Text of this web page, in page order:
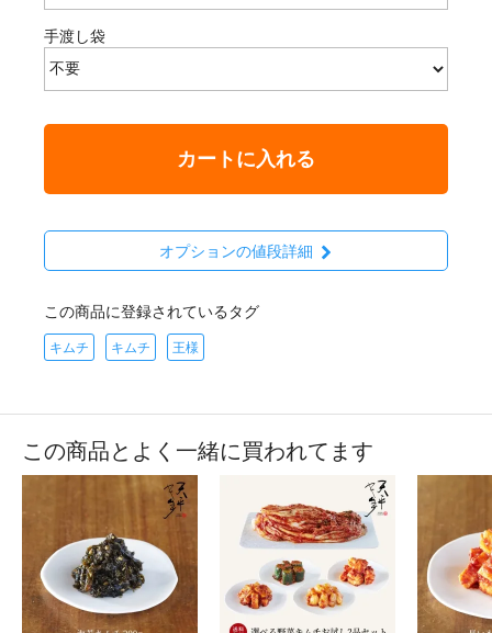
手渡し袋
カートに入れる
オプションの値段詳細
この商品に登録されているタグ
キムチ キムチ 王様
この商品とよく一緒に買われてます